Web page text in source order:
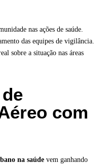
nas ações de saúde.
das equipes de vigilância.
sobre a situação nas áreas
com
na saúde vem ganhando